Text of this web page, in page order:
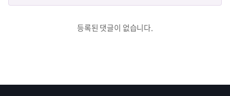
등록된 댓글이 없습니다.